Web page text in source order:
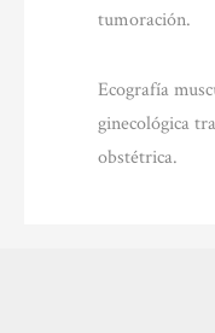
tumoración.
Ecografía
ginecológica
obstétrica.